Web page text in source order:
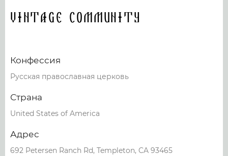
Vintage Community
Конфессия
Русская православная церковь
Страна
United States of America
Адрес
692 Petersen Ranch Rd, Templeton, CA 93465